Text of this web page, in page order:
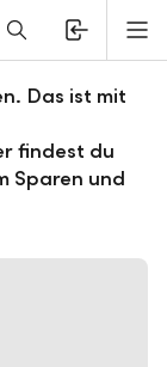
Das ist mit
findest du
Sparen und